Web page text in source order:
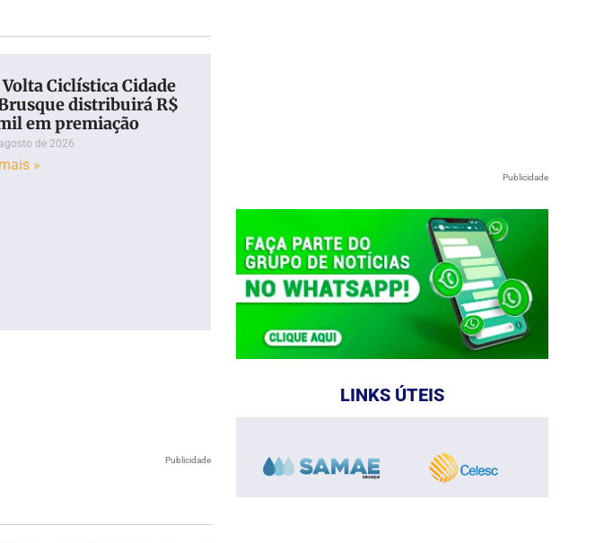
Volta Ciclística Cidade
distribuirá R$
em premiação
de 2026
»
Publicidade
Publicidade
LINKS ÚTEIS